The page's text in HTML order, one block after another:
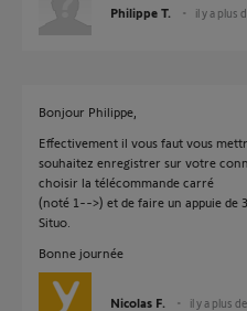
Philippe T. il y a plus
Bonjour Philippe,
Effectivement il vous faut vous
souhaitez enregistrer sur votre
choisir la télécommande carré
(noté 1-->) et de faire un appuie de
Situo.
Bonne journée
Nicolas F. il y a plus